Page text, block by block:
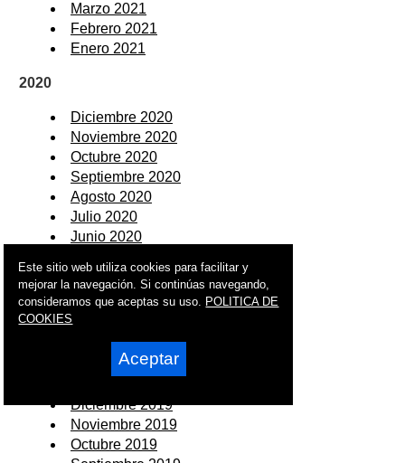
Marzo 2021
Febrero 2021
Enero 2021
2020
Diciembre 2020
Noviembre 2020
Octubre 2020
Septiembre 2020
Agosto 2020
Julio 2020
Junio 2020
Abril 2020
Marzo 2020
Febrero 2020
Diciembre 2019
Noviembre 2019
Octubre 2019
Este sitio web utiliza cookies para facilitar y
mejorar la navegación. Si continúas navegando,
consideramos que aceptas su uso. POLITICA DE
COOKIES
Aceptar